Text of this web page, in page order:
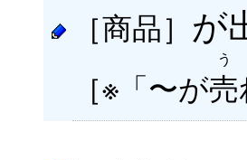
［商品］ が
［※「〜が売
う